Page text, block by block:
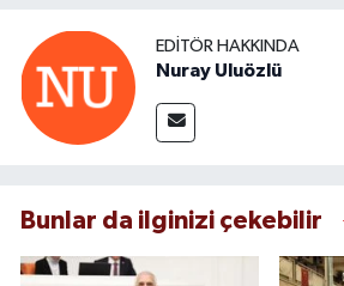
EDITÖR HAKKINDA
Nuray Uluözlü
Bunlar da ilginizi çekebilir